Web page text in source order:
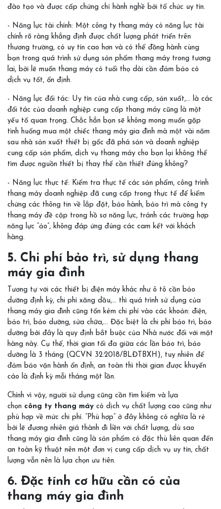
đào tạo và được cấp chứng chỉ hành nghề bởi tổ chức uy tín.
- Năng lực tài chính: Một công ty thang máy có năng lực tài
chính rõ ràng khẳng định được chất lượng phát triển trên
thương trường, có uy tín cao hơn và có thể đồng hành cùng
bạn trong quá trình sử dụng sản phẩm thang máy trong tương
lai, bởi lẽ muốn thang máy có tuổi thọ dài cần đảm bảo có
dịch vụ tốt, ổn định.
- Năng lực đối tác: Uy tín của nhà cung cấp, sản xuất,… là các
đối tác của doanh nghiệp cung cấp thang máy cũng là một
yếu tố quan trọng. Chắc hẳn bạn sẽ không mong muốn gặp
tình huống mua một chiếc thang máy gia đình mà một vài năm
sau nhà sản xuất thiết bị gốc đã phá sản và doanh nghiệp
cung cấp sản phẩm, dịch vụ thang máy cho bạn lại không thể
tìm được nguồn thiết bị thay thế cần thiết đúng không?
- Năng lực thực tế: Kiểm tra thực tế các sản phẩm, công trình
thang máy doanh nghiệp đã cung cấp trong thực tế để kiểm
chứng các thông tin về lắp đặt, bảo hành, bảo trì mà công ty
thang máy đề cập trong hồ sơ năng lực, tránh các trường hợp
năng lực “ảo”, không đáp ứng đúng các cam kết với khách
hàng.
5. Chi phí bảo trì, sử dụng thang
máy gia đình
Tương tự với các thiết bị điện máy khác như ô tô cần bảo
dưỡng định kỳ, chi phí xăng dầu,… thì quá trình sử dụng của
thang máy gia đình cũng tốn kém chi phí vào các khoản: điện,
bảo trì, bảo dưỡng, sửa chữa,… Đặc biệt là chi phí bảo trì, bảo
dưỡng bởi đây là quy định bắt buộc của Nhà nước đối với mặt
hàng này. Cụ thể, thời gian tối đa giữa các lần bảo trì, bảo
dưỡng là 3 tháng (QCVN 32:2018/BLĐTBXH), tuy nhiên để
đảm bảo vận hành ổn định, an toàn thì thời gian được khuyến
cáo là định kỳ mỗi tháng một lần.
Chính vì vậy, người sử dụng cũng cần tìm kiếm và lựa
chọn công ty thang máy có dịch vụ chất lượng cao cũng như
phù hợp về mức chi phí. “Phù hợp” ở đây không có nghĩa là rẻ
bởi lẽ đương nhiên giá thành đi liền với chất lượng, dù sao
thang máy gia đình cũng là sản phẩm có đặc thù liên quan đến
an toàn kỹ thuật nên một đơn vị cung cấp dịch vụ uy tín, chất
lượng vẫn nên là lựa chọn ưu tiên.
6. Đặc tính cơ hữu cần có của
thang máy gia đình